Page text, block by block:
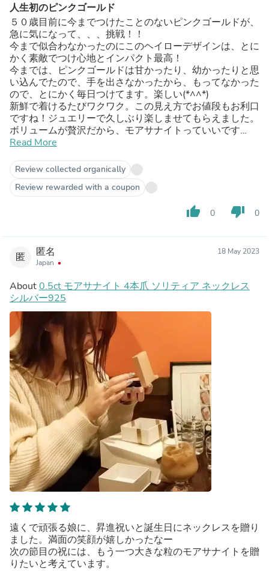
人生初のピンクゴールド
５０歳目前に今までつけたことのないピンクゴールドが、
急に気になって、、、挑戦！！
今まで似合わなかったのにこのヘイローデザインは、とに
かく素敵でつけ心地とインパクト最高！
今までは、ピンクゴールドは甘かったり、幼かったりと思
い込んでたので、手を出さなかったから、もってなかった
ので、とにかく毎日つけてます。楽しい(*^^*)
新鮮で着けるたびワクワク。この見え方でお値段もお利口
ですね！ジュエリーで久しぶり楽しませてもらえました。
ボリュームが贅沢だから、モアサナイトっていいです
ね！！
Read More
Review collected organically
Review rewarded with a coupon
thumb_up 0 thumb_down 0
匿 匿名
Japan
18 May 2023
About0.5ct モアサナイト 4本爪 ソリティア ネックレス
シルバー925
遠くで頑張る娘に、昇進祝いと誕生日にネックレスを贈り
ました。満面の笑顔が嬉しかったなー
次の節目の祝には、もう一つ大きな粒のモアサナイトを贈
りたいと考えています。